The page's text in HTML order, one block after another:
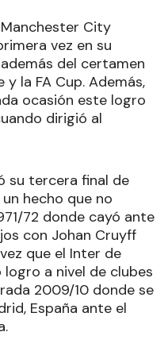
City
vez en su
del certamen
y la FA Cup. Además,
ocasión este logro
dirigió al
su tercera final de
hecho que no
72 donde cayó ante
con Johan Cruyff
que el Inter de
a nivel de clubes
2009/10 donde se
España ante el